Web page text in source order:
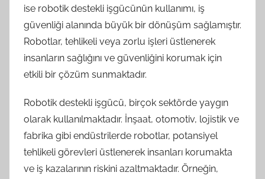
ise robotik destekli işgücünün kullanımı, iş
güvenliği alanında büyük bir dönüşüm sağlamıştır.
Robotlar, tehlikeli veya zorlu işleri üstlenerek
insanların sağlığını ve güvenliğini korumak için
etkili bir çözüm sunmaktadır.
Robotik destekli işgücü, birçok sektörde yaygın
olarak kullanılmaktadır. İnşaat, otomotiv, lojistik ve
fabrika gibi endüstrilerde robotlar, potansiyel
tehlikeli görevleri üstlenerek insanları korumakta
ve iş kazalarının riskini azaltmaktadır. Örneğin,